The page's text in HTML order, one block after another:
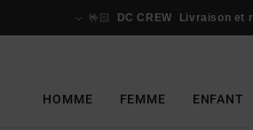
🤟🏻 DC CREW Livraison et
HOMME FEMME ENFANT